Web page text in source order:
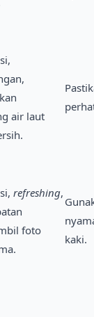
air laut
refreshing,
foto
kaki.